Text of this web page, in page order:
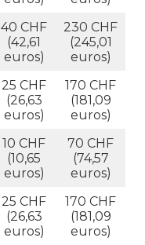
40 CHF
(42,61
euros)
230 CHF
(245,01
euros)
25 CHF
(26,63
euros)
170 CHF
(181,09
euros)
10 CHF
(10,65
euros)
70 CHF
(74,57
euros)
25 CHF
(26,63
euros)
170 CHF
(181,09
euros)